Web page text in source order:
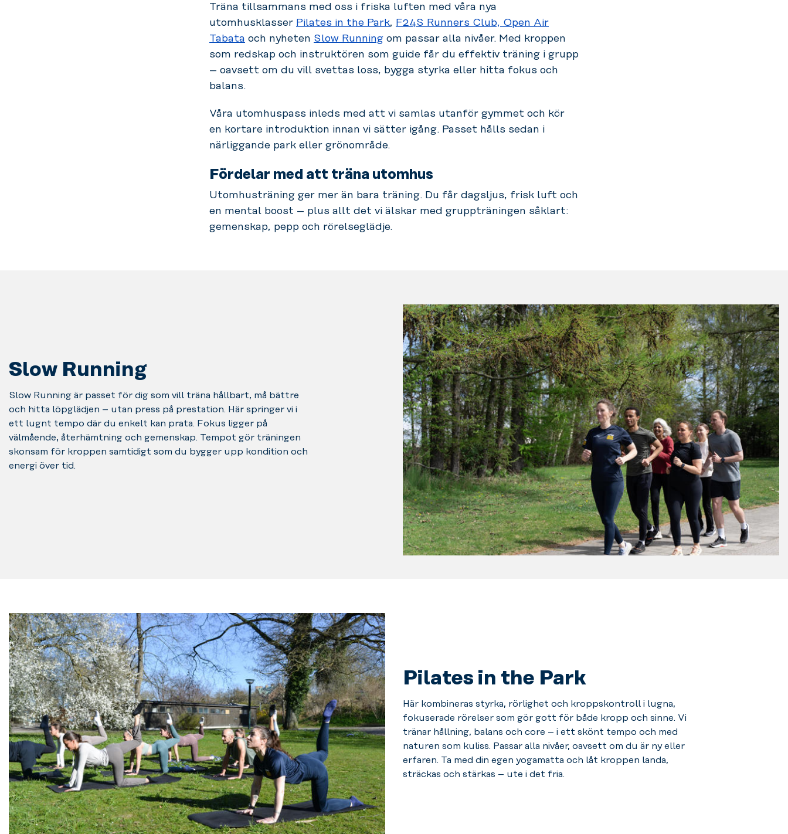
Träna tillsammans med oss i friska luften med våra nya
utomhusklasser Pilates in the Park, F24S Runners Club, Open Air
Tabata och nyheten Slow Running om passar alla nivåer. Med kroppen
som redskap och instruktören som guide får du effektiv träning i grupp
– oavsett om du vill svettas loss, bygga styrka eller hitta fokus och
balans.
Våra utomhuspass inleds med att vi samlas utanför gymmet och kör
en kortare introduktion innan vi sätter igång. Passet hålls sedan i
närliggande park eller grönområde.
Fördelar med att träna utomhus
Utomhusträning ger mer än bara träning. Du får dagsljus, frisk luft och
en mental boost – plus allt det vi älskar med gruppträningen såklart:
gemenskap, pepp och rörelseglädje.
Slow Running
Slow Running är passet för dig som vill träna hållbart, må bättre
och hitta löpglädjen – utan press på prestation. Här springer vi i
ett lugnt tempo där du enkelt kan prata. Fokus ligger på
välmående, återhämtning och gemenskap. Tempot gör träningen
skonsam för kroppen samtidigt som du bygger upp kondition och
energi över tid.
Pilates in the Park
Här kombineras styrka, rörlighet och kroppskontroll i lugna,
fokuserade rörelser som gör gott för både kropp och sinne. Vi
tränar hållning, balans och core – i ett skönt tempo och med
naturen som kuliss. Passar alla nivåer, oavsett om du är ny eller
erfaren. Ta med din egen yogamatta och låt kroppen landa,
sträckas och stärkas – ute i det fria.